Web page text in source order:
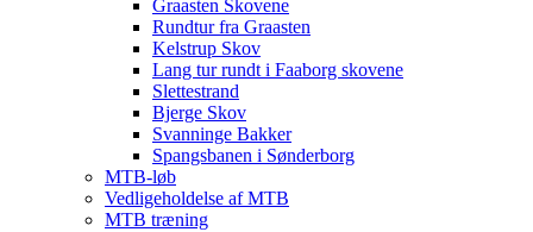
Graasten Skovene
Rundtur fra Graasten
Kelstrup Skov
Lang tur rundt i Faaborg skovene
Slettestrand
Bjerge Skov
Svanninge Bakker
Spangsbanen i Sønderborg
MTB-løb
Vedligeholdelse af MTB
MTB træning